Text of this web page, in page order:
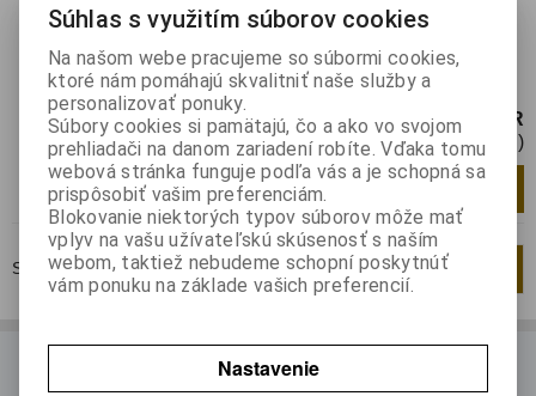
Hmotnosť:0,008 kg
Hmotnosť balenia:
0,008 kg
Tranzistor 800V 10A 100W
5,18 EUR
4,22 EUR (Cena bez DPH)
ks Pridať do košíka
Strana1z1Celkom 1záznamov
ODBER NOVINIEK
Súhlas s využitím súborov cookies
Na našom webe pracujeme so súbormi cookies,
ktoré nám pomáhajú skvalitniť naše služby a
personalizovať ponuky.
Súbory cookies si pamätajú, čo a ako vo svojom
prehliadači na danom zariadení robíte. Vďaka tomu
webová stránka funguje podľa vás a je schopná sa
prispôsobiť vašim preferenciám.
Blokovanie niektorých typov súborov môže mať
vplyv na vašu užívateľskú skúsenosť s naším
webom, taktiež nebudeme schopní poskytnúť
vám ponuku na základe vašich preferencií.
Nastavenie